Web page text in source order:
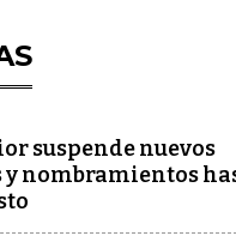
suspende nuevos
nombramientos